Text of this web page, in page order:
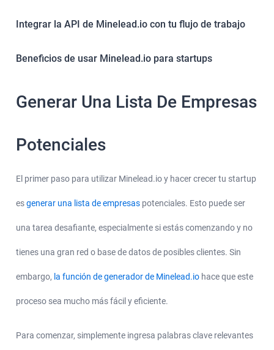
Integrar la API de Minelead.io con tu flujo de trabajo
Beneficios de usar Minelead.io para startups
Generar Una Lista De Empresas
Potenciales
El primer paso para utilizar Minelead.io y hacer crecer tu startup
esgenerar una lista de empresas potenciales. Esto puede ser
una tarea desafiante, especialmente si estás comenzando y no
tienes una gran red o base de datos de posibles clientes. Sin
embargo, la función de generador de Minelead.io hace que este
proceso sea mucho más fácil y eficiente.
Para comenzar, simplemente ingresa palabras clave relevantes